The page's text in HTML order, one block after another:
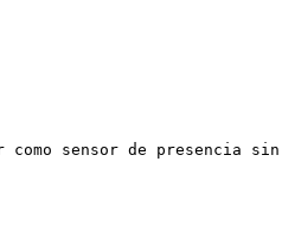
sensor de presencia